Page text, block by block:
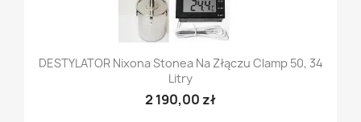
DESTYLATOR Nixona Stonea Na Złączu Clamp 50, 34
Litry
2 190,00 zł